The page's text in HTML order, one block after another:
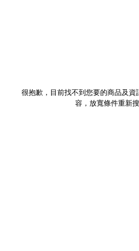
很抱歉，目前找不到您要的商品及資
容，放寬條件重新搜